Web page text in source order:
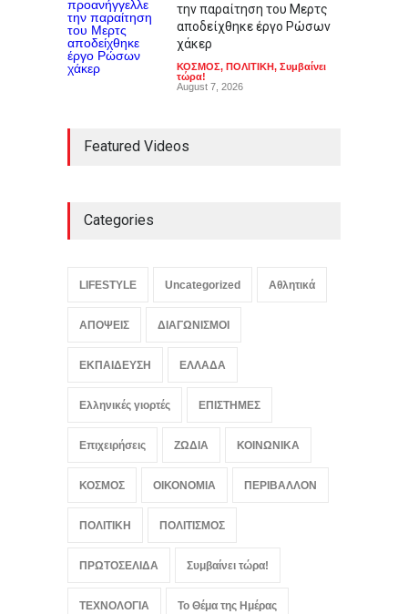
την παραίτηση του Μερτς
αποδείχθηκε έργο Ρώσων
χάκερ
ΚΟΣΜΟΣ, ΠΟΛΙΤΙΚΗ, Συμβαίνει
τώρα!
August 7, 2026
Featured Videos
Categories
LIFESTYLE Uncategorized Αθλητικά
ΑΠΟΨΕΙΣ ΔΙΑΓΩΝΙΣΜΟΙ
ΕΚΠΑΙΔΕΥΣΗ ΕΛΛΑΔΑ
Ελληνικές γιορτές ΕΠΙΣΤΗΜΕΣ
Επιχειρήσεις ΖΩΔΙΑ ΚΟΙΝΩΝΙΚΑ
ΚΟΣΜΟΣ ΟΙΚΟΝΟΜΙΑ ΠΕΡΙΒΑΛΛΟΝ
ΠΟΛΙΤΙΚΗ ΠΟΛΙΤΙΣΜΟΣ
ΠΡΩΤΟΣΕΛΙΔΑ Συμβαίνει τώρα!
ΤΕΧΝΟΛΟΓΙΑ Το Θέμα της Ημέρας